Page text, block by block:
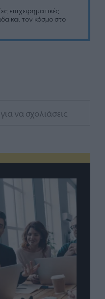
επιχειρηματικές
και τον κόσμο στο
να σχολιάσεις